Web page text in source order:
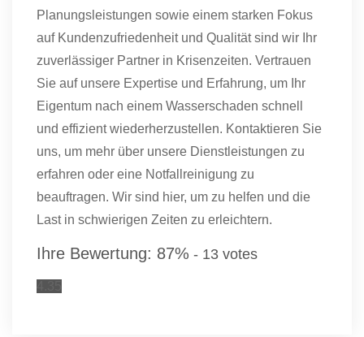
Planungsleistungen sowie einem starken Fokus
auf Kundenzufriedenheit und Qualität sind wir Ihr
zuverlässiger Partner in Krisenzeiten. Vertrauen
Sie auf unsere Expertise und Erfahrung, um Ihr
Eigentum nach einem Wasserschaden schnell
und effizient wiederherzustellen. Kontaktieren Sie
uns, um mehr über unsere Dienstleistungen zu
erfahren oder eine Notfallreinigung zu
beauftragen. Wir sind hier, um zu helfen und die
Last in schwierigen Zeiten zu erleichtern.
Ihre Bewertung: 87% - 13 votes